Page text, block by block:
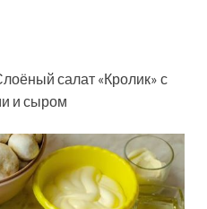
салат «Кролик» с
и сыром